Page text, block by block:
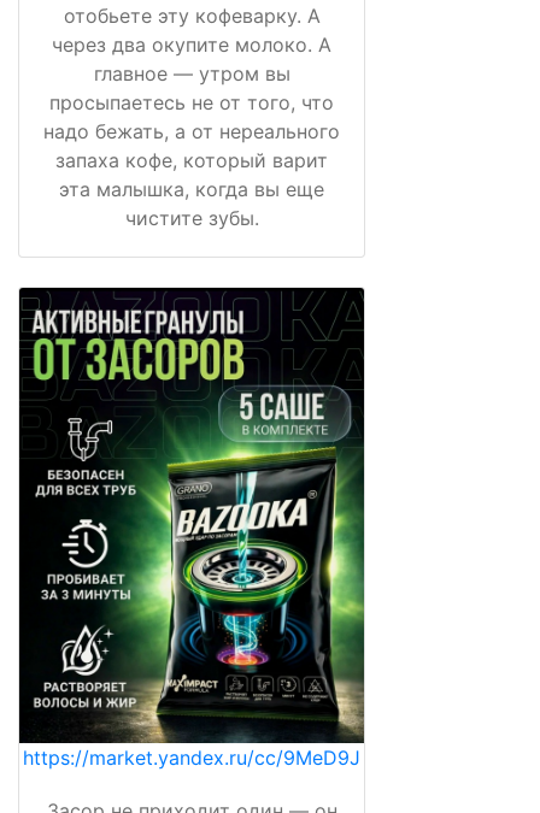
отобьете эту кофеварку. А
через два окупите молоко. А
главное — утром вы
просыпаетесь не от того, что
надо бежать, а от нереального
запаха кофе, который варит
эта малышка, когда вы еще
чистите зубы.
https://market.yandex.ru/cc/9MeD9J